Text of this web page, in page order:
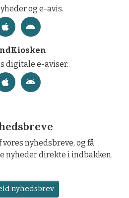
og e-avis.
digitale e-aviser.
nyhedsbreve, og få
nyheder direkte i indbakken.
nyhedsbrev